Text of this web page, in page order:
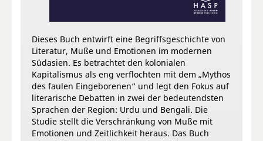
Dieses Buch entwirft eine Begriffsgeschichte von
Literatur, Muße und Emotionen im modernen
Südasien. Es betrachtet den kolonialen
Kapitalismus als eng verflochten mit dem „Mythos
des faulen Eingeborenen“ und legt den Fokus auf
literarische Debatten in zwei der bedeutendsten
Sprachen der Region: Urdu und Bengali. Die
Studie stellt die Verschränkung von Muße mit
Emotionen und Zeitlichkeit heraus. Das Buch